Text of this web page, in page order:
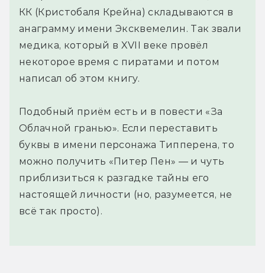
КК (Кристобаля Крейна) складываются в
анаграмму имени Эксквемелин. Так звали
медика, который в XVII веке провёл
некоторое время с пиратами и потом
написал об этом книгу.
Подобный приём есть и в повести «За
Облачной гранью». Если переставить
буквы в имени персонажа Типперена, то
можно получить «Питер Пен» — и чуть
приблизиться к разгадке тайны его
настоящей личности (но, разумеется, не
всё так просто).